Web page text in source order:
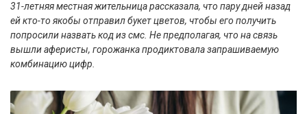
31-летняя местная жительница рассказала, что пару дней назад
ей кто-то якобы отправил букет цветов, чтобы его получить
попросили назвать код из смс. Не предполагая, что на связь
вышли аферисты, горожанка продиктовала запрашиваемую
комбинацию цифр.